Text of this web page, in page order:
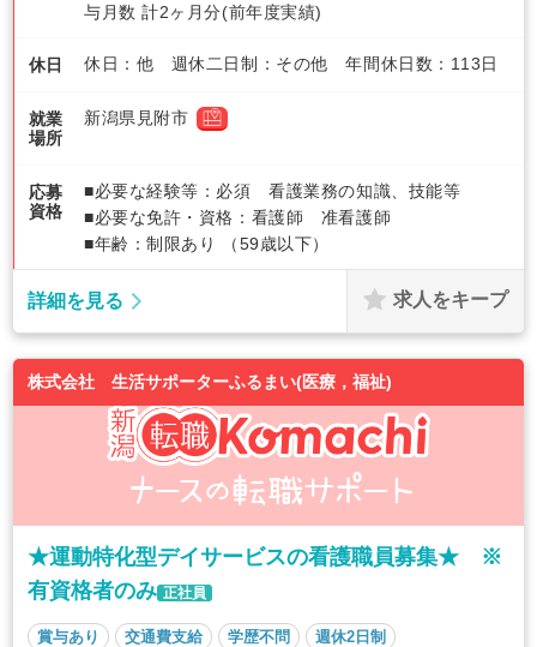
与月数 計2ヶ月分(前年度実績)
休日 休日：他 週休二日制：その他 年間休日数：113日
就業
場所
新潟県見附市
応募
資格
■必要な経験等：必須 看護業務の知識、技能等
■必要な免許・資格：看護師 准看護師
■年齢：制限あり （59歳以下）
詳細を見る 求人をキープ
株式会社 生活サポーターふるまい(医療，福祉)
★運動特化型デイサービスの看護職員募集★ ※
有資格者のみ 正社員
賞与あり 交通費支給 学歴不問
週休2日制